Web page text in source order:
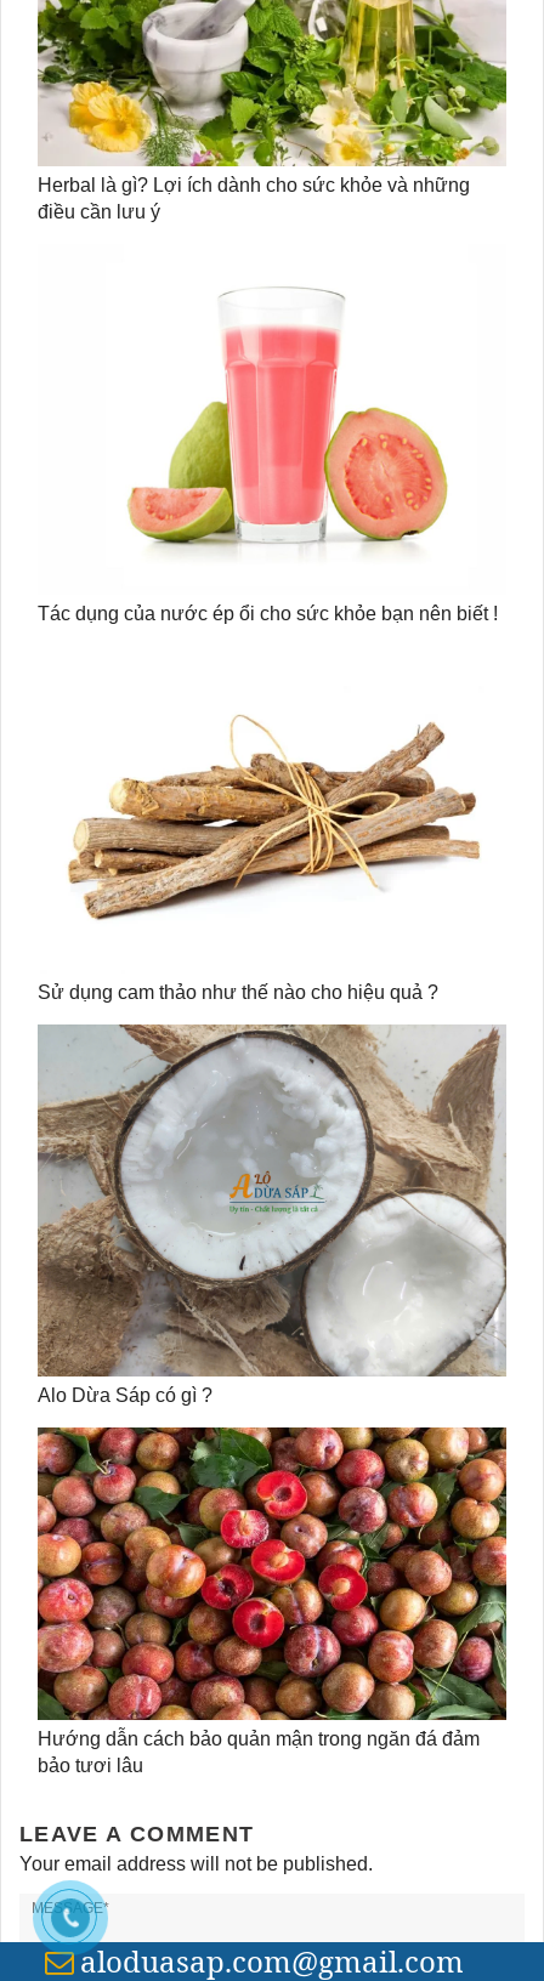
Herbal là gì? Lợi ích dành cho sức khỏe và những
điều cần lưu ý
Tác dụng của nước ép ổi cho sức khỏe bạn nên biết !
Sử dụng cam thảo như thế nào cho hiệu quả ?
Alo Dừa Sáp có gì ?
Hướng dẫn cách bảo quản mận trong ngăn đá đảm
bảo tươi lâu
LEAVE A COMMENT
Your email address will not be published.
aloduasap.com@gmail.com